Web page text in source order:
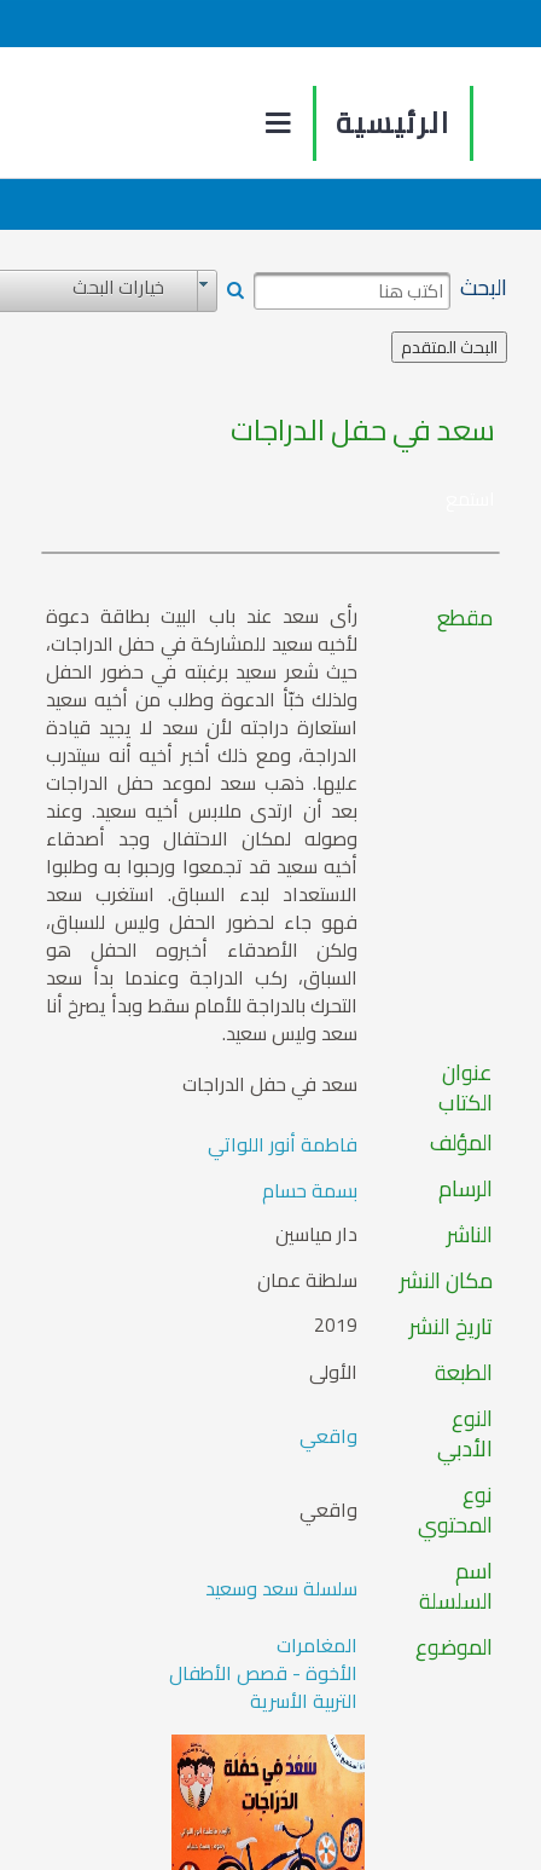
الرئيسية
البحث خيارات البحث
سعد في حفل الدراجات
مقطع رأى سعد عند باب البيت بطاقة دعوة
لأخيه سعيد للمشاركة في حفل الدراجات،
حيث شعر سعيد برغبته في حضور الحفل
ولذلك خبّأ الدعوة وطلب من أخيه سعيد
استعارة دراجته لأن سعد لا يجيد قيادة
الدراجة، ومع ذلك أخبر أخيه أنه سيتدرب
عليها. ذهب سعد لموعد حفل الدراجات
بعد أن ارتدى ملابس أخيه سعيد. وعند
وصوله لمكان الاحتفال وجد أصدقاء
أخيه سعيد قد تجمعوا ورحبوا به وطلبوا
الاستعداد لبدء السباق. استغرب سعد
فهو جاء لحضور الحفل وليس للسباق،
ولكن الأصدقاء أخبروه الحفل هو
السباق، ركب الدراجة وعندما بدأ سعد
التحرك بالدراجة للأمام سقط وبدأ يصرخ أنا
سعد وليس سعيد.
عنوان
الكتاب سعد في حفل الدراجات
المؤلف فاطمة أنور اللواتي
الرسام بسمة حسام
الناشر دار مياسين
مكان النشر سلطنة عمان
تاريخ النشر 2019
الطبعة الأولى
النوع
الأدبي واقعي
نوع
المحتوي واقعي
اسم
السلسلة سلسلة سعد وسعيد
الموضوع المغامرات
الأخوة - قصص الأطفال
التربية الأسرية